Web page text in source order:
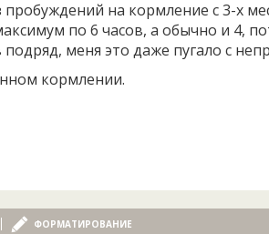
на кормление с 3-х
по 6 часов, а обычно и 4,
меня это даже пугало с
кормлении.
ФОРМАТИРОВАНИЕ